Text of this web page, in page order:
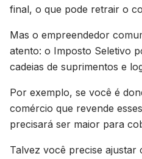
final, o que pode retrair o
Mas o empreendedor
atento: o Imposto Seletivo
cadeias de suprimentos e
Por exemplo, se você é
comércio que revende
precisará ser maior para
Talvez você precise ajustar